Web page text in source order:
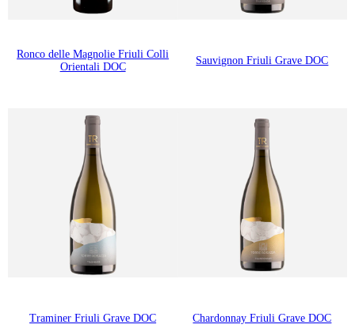
Ronco delle Magnolie Friuli Colli
Orientali DOC
Sauvignon Friuli Grave DOC
Traminer Friuli Grave DOC Chardonnay Friuli Grave DOC